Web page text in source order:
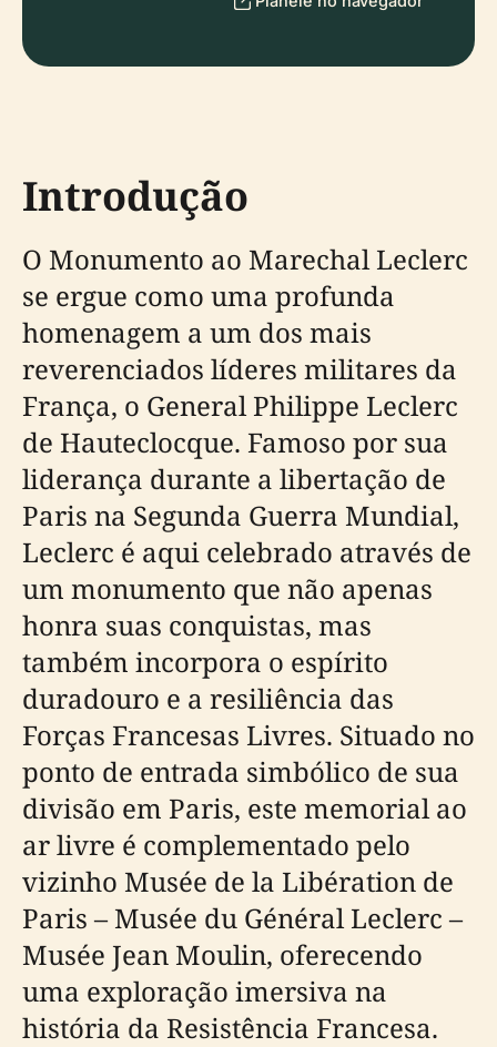
Introdução
O Monumento ao Marechal Leclerc
se ergue como uma profunda
homenagem a um dos mais
reverenciados líderes militares da
França, o General Philippe Leclerc
de Hauteclocque. Famoso por sua
liderança durante a libertação de
Paris na Segunda Guerra Mundial,
Leclerc é aqui celebrado através de
um monumento que não apenas
honra suas conquistas, mas
também incorpora o espírito
duradouro e a resiliência das
Forças Francesas Livres. Situado no
ponto de entrada simbólico de sua
divisão em Paris, este memorial ao
ar livre é complementado pelo
vizinho Musée de la Libération de
Paris – Musée du Général Leclerc –
Musée Jean Moulin, oferecendo
uma exploração imersiva na
história da Resistência Francesa.